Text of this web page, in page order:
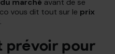
marché avant de se
vous dit tout sur le prix
.
prévoir pour